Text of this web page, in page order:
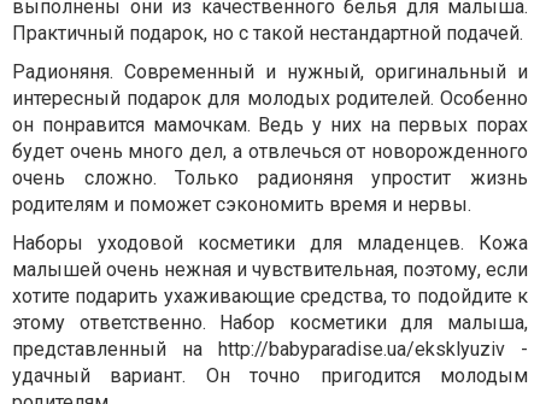
выполнены они из качественного белья для малыша.
Практичный подарок, но с такой нестандартной подачей.
Радионяня. Современный и нужный, оригинальный и
интересный подарок для молодых родителей. Особенно
он понравится мамочкам. Ведь у них на первых порах
будет очень много дел, а отвлечься от новорожденного
очень сложно. Только радионяня упростит жизнь
родителям и поможет сэкономить время и нервы.
Наборы уходовой косметики для младенцев. Кожа
малышей очень нежная и чувствительная, поэтому, если
хотите подарить ухаживающие средства, то подойдите к
этому ответственно. Набор косметики для малыша,
представленный на http://babyparadise.ua/eksklyuziv -
удачный вариант. Он точно пригодится молодым